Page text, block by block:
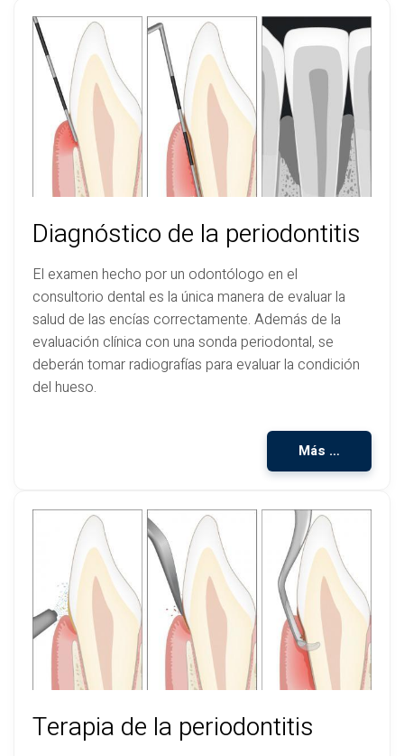
Diagnóstico de la periodontitis
El examen hecho por un odontólogo en el
consultorio dental es la única manera de evaluar la
salud de las encías correctamente. Además de la
evaluación clínica con una sonda periodontal, se
deberán tomar radiografías para evaluar la condición
del hueso.
Más …
Terapia de la periodontitis